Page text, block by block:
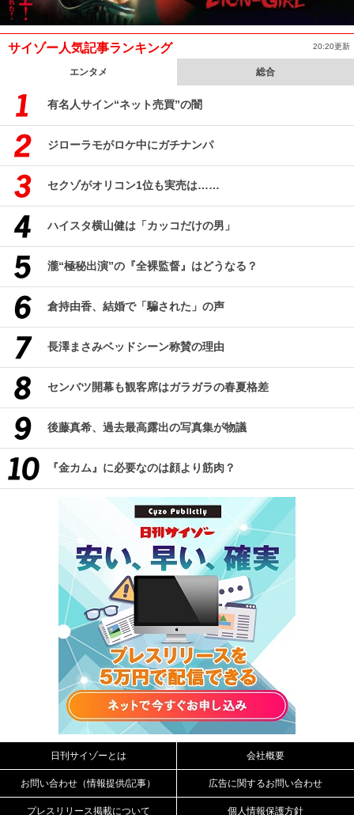
サイゾー人気記事ランキング 20:20更新
エンタメ 総合
有名人サイン“ネット売買”の闇
ジローラモがロケ中にガチナンパ
セクゾがオリコン1位も実売は……
ハイスタ横山健は「カッコだけの男」
瀧“極秘出演”の『全裸監督』はどうなる？
倉持由香、結婚で「騙された」の声
長澤まさみベッドシーン称賛の理由
センバツ開幕も観客席はガラガラの春夏格差
後藤真希、過去最高露出の写真集が物議
『金カム』に必要なのは顔より筋肉？
日刊サイゾーとは 会社概要
お問い合わせ（情報提供/記事） 広告に関するお問い合わせ
プレスリリース掲載について 個人情報保護方針